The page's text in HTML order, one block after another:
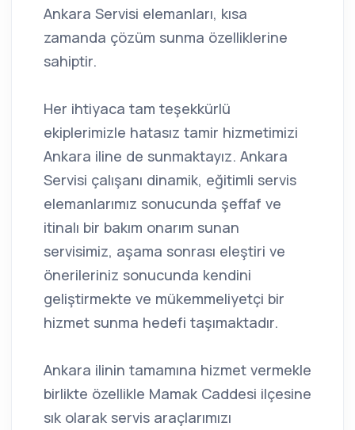
Ankara Servisi elemanları, kısa
zamanda çözüm sunma özelliklerine
sahiptir.
Her ihtiyaca tam teşekkürlü
ekiplerimizle hatasız tamir hizmetimizi
Ankara iline de sunmaktayız. Ankara
Servisi çalışanı dinamik, eğitimli servis
elemanlarımız sonucunda şeffaf ve
itinalı bir bakım onarım sunan
servisimiz, aşama sonrası eleştiri ve
önerileriniz sonucunda kendini
geliştirmekte ve mükemmeliyetçi bir
hizmet sunma hedefi taşımaktadır.
Ankara ilinin tamamına hizmet vermekle
birlikte özellikle Mamak Caddesi ilçesine
sık olarak servis araçlarımızı